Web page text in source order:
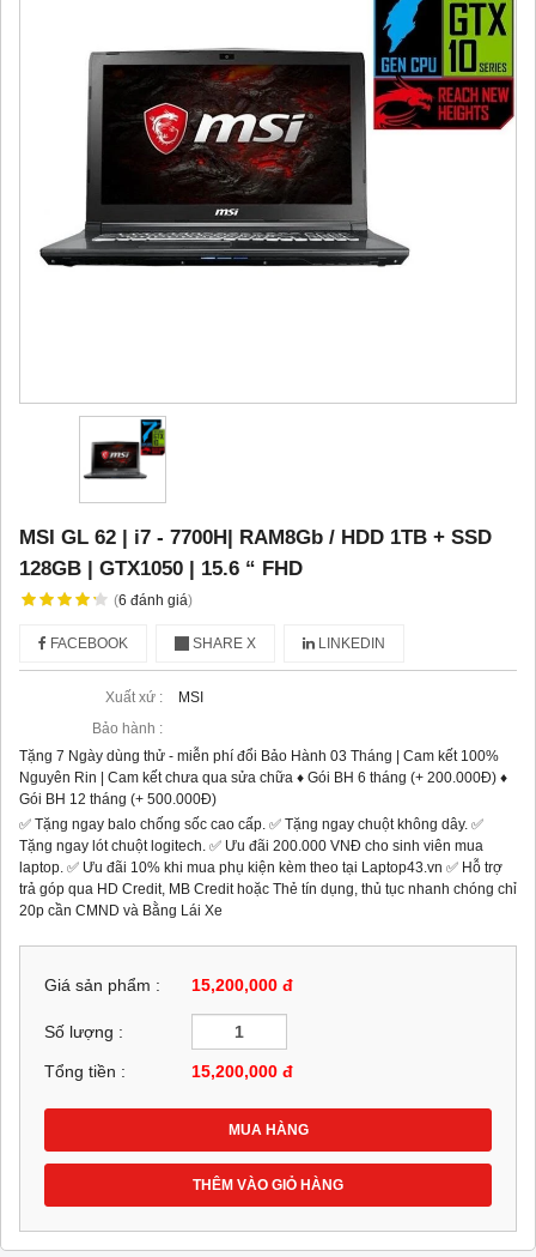
MSI GL 62 | i7 - 7700H| RAM8Gb / HDD 1TB + SSD
128GB | GTX1050 | 15.6 “ FHD
(6 đánh giá)
FACEBOOK SHARE X LINKEDIN
Xuất xứ :
MSI
Bảo hành :
Tặng 7 Ngày dùng thử - miễn phí đổi Bảo Hành 03 Tháng | Cam kết 100%
Nguyên Rin | Cam kết chưa qua sửa chữa ♦ Gói BH 6 tháng (+ 200.000Đ) ♦
Gói BH 12 tháng (+ 500.000Đ)
✅ Tặng ngay balo chống sốc cao cấp. ✅ Tặng ngay chuột không dây. ✅
Tặng ngay lót chuột logitech. ✅ Ưu đãi 200.000 VNĐ cho sinh viên mua
laptop. ✅ Ưu đãi 10% khi mua phụ kiện kèm theo tại Laptop43.vn ✅ Hỗ trợ
trả góp qua HD Credit, MB Credit hoặc Thẻ tín dụng, thủ tục nhanh chóng chỉ
20p cần CMND và Bằng Lái Xe
Giá sản phẩm : 15,200,000 đ
Số lượng :
Tổng tiền : 15,200,000 đ
MUA HÀNG
THÊM VÀO GIỎ HÀNG